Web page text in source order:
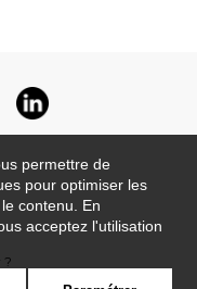
?
permettre de
pour optimiser les
contenu. En
acceptez l'utilisation